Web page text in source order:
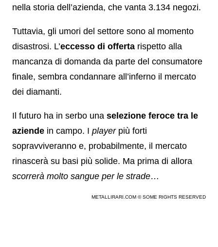
nella storia dell’azienda, che vanta 3.134 negozi.
Tuttavia, gli umori del settore sono al momento
disastrosi. L’eccesso di offerta rispetto alla
mancanza di domanda da parte del consumatore
finale, sembra condannare all’inferno il mercato
dei diamanti.
Il futuro ha in serbo una selezione feroce tra le
aziende in campo. I playerpiù forti
sopravviveranno e, probabilmente, il mercato
rinascerà su basi più solide. Ma prima di allora
scorrerà molto sangue per le strade…
METALLIRARI.COM © SOME RIGHTS RESERVED